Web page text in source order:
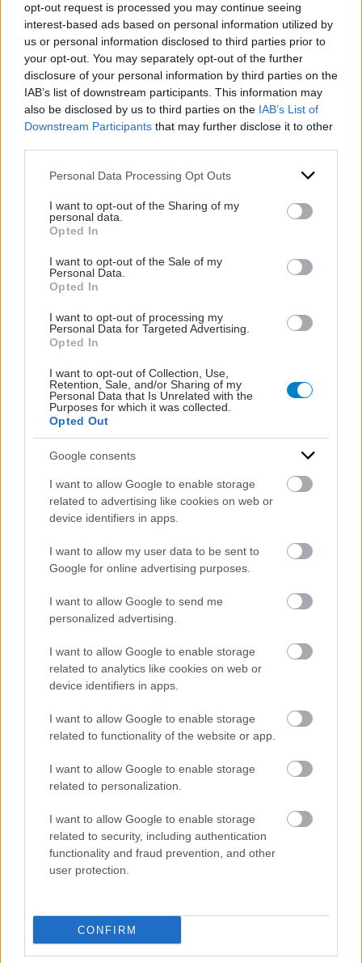
opt-out request is processed you may continue seeing
interest-based ads based on personal information utilized by
us or personal information disclosed to third parties prior to
your opt-out. You may separately opt-out of the further
disclosure of your personal information by third parties on the
IAB’s list of downstream participants. This information may
also be disclosed by us to third parties on the IAB’s List of
Downstream Participants that may further disclose it to other
Please note that this website/app uses one or more Google
not limited to your visit or usage behaviour. You may click to
grant or deny consent to Google and its third-party tags to
use your data for below specified purposes in below Google
consent section.
Personal Data Processing Opt Outs
I want to opt-out of the Sharing of my
personal data.
Opted In
I want to opt-out of the Sale of my
Personal Data.
Opted In
I want to opt-out of processing my
Personal Data for Targeted Advertising.
Opted In
I want to opt-out of Collection, Use,
Retention, Sale, and/or Sharing of my
Personal Data that Is Unrelated with the
Purposes for which it was collected.
Opted Out
Google consents
I want to allow Google to enable storage
related to advertising like cookies on web or
device identifiers in apps.
I want to allow my user data to be sent to
Google for online advertising purposes.
I want to allow Google to send me
personalized advertising.
I want to allow Google to enable storage
related to analytics like cookies on web or
device identifiers in apps.
I want to allow Google to enable storage
related to functionality of the website or app.
I want to allow Google to enable storage
related to personalization.
I want to allow Google to enable storage
related to security, including authentication
functionality and fraud prevention, and other
user protection.
CONFIRM
Προφίλ Χρηστών
Οι χρήστες σε ποσοστό περίπου 69,2% συνδέονται στο
internet από το σπίτι, ενώ παράλληλα έχουν αρχίσει να
ανεβαίνουν τα ποσοστά χρήσης του internet και στις
μεγαλύτερες ηλικίες 45+. Επίσης παρατηρείται σημαντική
αύξηση στην συχνότητα χρήσης του Inernet όπου τα
ποστοστά των χρηστών που συνδέονται καθημερινά στο
διαδίκτυο ανεβαίνουν από 93,9% το 2007 σε 95,8%.
Η κύρια χρήση του internet από τους συμμετέχοντες στην
ενημέρωση θεμάτων επικαιρότητας (79,1%), για
χρησιμοποίηση e-mail, chat ή messenger (67,2%), για θέματα
καθώς και για να «κατεβάσουν» μουσικά αρχεία ή software
(57,8%).
Οι χρήστες που συμμετείχαν στην έρευνα χρησιμοποιούν το
internet ως κύρια πηγή καθημερινής ενημέρωσης σε ποσοστό
ενώ για το ραδιόφωνο και τις εφημερίδες 7,4% και 4,6%
αντίστοιχα.
Οι άνδρες προτιμούν το διαδίκτυο ως κύρια πηγή
καθημερινής ενημέρωσης σε ποσοστό 70,1%, ενώ για τις
γυναίκες το ποσοστό αυτό είναι 55,0%.
Ειδικότερα, τα θέματα για τα οποία ενημερώνονται οι χρήστες
65,4%, για επιστήμη και τεχνολογία το 60,3%, τον καιρό το
58,7%, για αθλητικά το 51,6%, για οικονομία/χρηματιστήριο το
45,6% και κοινωνικά/καλλιτεχνικά το 26,8%.
internet χρησιμοποιείται συχνά από το 22,2% και
περιστασιακά από το 57,3%.
Online διαφήμιση
Το 26,7% των συμμετεχόντων στην e-metrics θεωρεί ότι οι
ενώ το 55,9% πρόσεξε τη διαφήμιση ενός προϊόντος που τους
προσέλκυσε είτε μόνο στο internet είτε σ αυτό και σ άλλα
χρήστη να έρθει σε επαφή με προϊόντα και υπηρεσίες που δεν
γνώριζε, το 34,3% θεωρούν ότι οι οnline διαφημίσεις είναι
υποστηρίζει ότι η ύπαρξη διαφημίσεων στο internet ενισχύει
την ανάπτυξη δωρεάν υπηρεσιών και περιεχομένου.
Αύξηση χρηστών
Αύξηση χρήσης
Διεύρυνση ενδιαφερόντων
Θέματα υγείας παρουσιάζουν αυξητική τάση